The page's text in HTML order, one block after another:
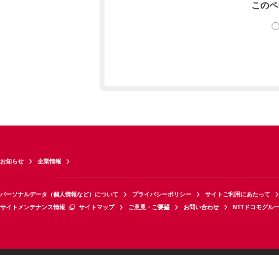
この
お知らせ 企業情報
パーソナルデータ（個人情報など）について プライバシーポリシー サイトご利用にあたって
サイトメンテナンス情報
サイトマップ ご意見・ご要望 お問い合わせ NTTドコモグル